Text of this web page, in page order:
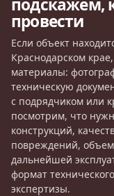
провести
Если объект
Краснодарском
материалы:
техническую
с подрядчиком или
посмотрим, что
конструкций,
повреждений,
дальнейшей
формат
экспертизы.